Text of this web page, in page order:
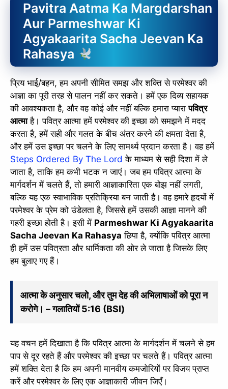
Pavitra Aatma Ka Margdarshan
Aur Parmeshwar Ki
Agyakaarita Sacha Jeevan Ka
Rahasya
प्रिय भाई/बहन, हम अपनी सीमित समझ और शक्ति से परमेश्वर की
आज्ञा का पूरी तरह से पालन नहीं कर सकते। हमें एक दिव्य सहायक
की आवश्यकता है, और वह कोई और नहीं बल्कि हमारा प्यारापवित्र
आत्माहै। पवित्र आत्मा हमें परमेश्वर की इच्छा को समझने में मदद
करता है, हमें सही और गलत के बीच अंतर करने की क्षमता देता है,
और हमें उस इच्छा पर चलने के लिए सामर्थ्य प्रदान करता है। वह हमें
Steps Ordered By The Lord के माध्यम से सही दिशा में ले
जाता है, ताकि हम कभी भटक न जाएं। जब हम पवित्र आत्मा के
मार्गदर्शन में चलते हैं, तो हमारी आज्ञाकारिता एक बोझ नहीं लगती,
बल्कि यह एक स्वाभाविक प्रतिक्रिया बन जाती है। वह हमारे हृदयों में
परमेश्वर के प्रेम को उंडेलता है, जिससे हमें उसकी आज्ञा मानने की
गहरी इच्छा होती है। इसी में Parmeshwar Ki Agyakaarita
Sacha Jeevan Ka Rahasya छिपा है, क्योंकि पवित्र आत्मा
ही हमें उस पवित्रता और धार्मिकता की ओर ले जाता है जिसके लिए
हम बुलाए गए हैं।
आत्मा के अनुसार चलो, और तुम देह की अभिलाषाओं को पूरा न
करोगे। – गलातियों 5:16 (BSI)
यह वचन हमें दिखाता है कि पवित्र आत्मा के मार्गदर्शन में चलने से हम
पाप से दूर रहते हैं और परमेश्वर की इच्छा पर चलते हैं। पवित्र आत्मा
हमें शक्ति देता है कि हम अपनी मानवीय कमजोरियों पर विजय प्राप्त
करें और परमेश्वर के लिए एक आज्ञाकारी जीवन जिएँ।